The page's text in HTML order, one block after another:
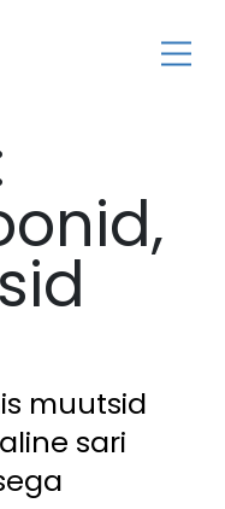
muutsid
sari